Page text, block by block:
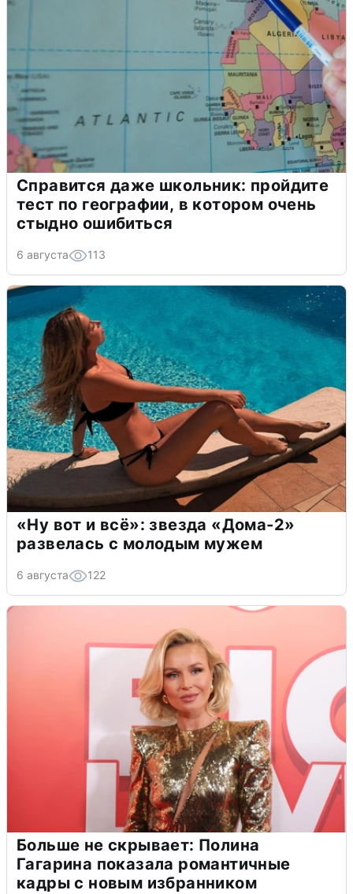
Справится даже школьник: пройдите
тест по географии, в котором очень
стыдно ошибиться
6 августа 113
«Ну вот и всё»: звезда «Дома-2»
развелась с молодым мужем
6 августа 122
Больше не скрывает: Полина
Гагарина показала романтичные
кадры с новым избранником